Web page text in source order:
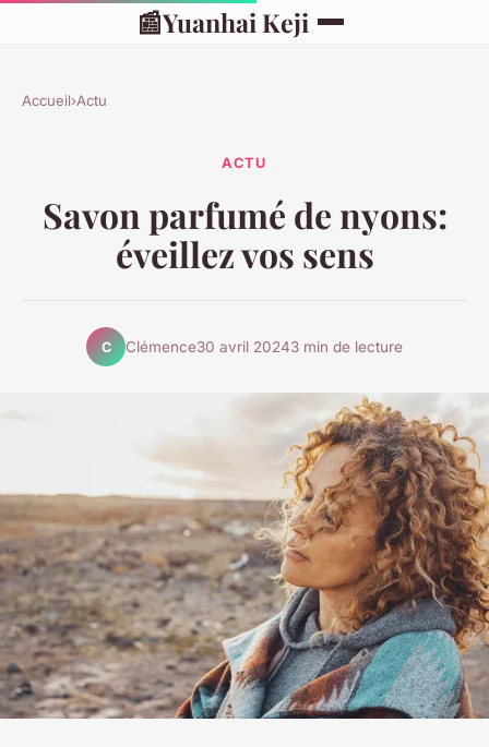
📰Yuanhai Keji
Accueil›Actu
ACTU
Savon parfumé de nyons:
éveillez vos sens
C Clémence30 avril 20243 min de lecture